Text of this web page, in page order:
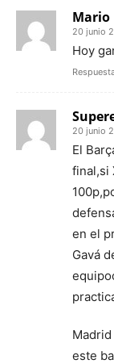
Mario
20 junio
Hoy
20 junio
El
final,si
en el
Gavá
este